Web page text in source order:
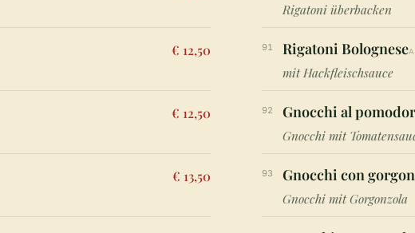
€ 12,50
€ 12,50
€ 13,50
Rigatoni überbacken
91 Rigatoni Bolognese
mit Hackfleischsauce
92 Gnocchi al
Gnocchi mit
93 Gnocchi con
Gnocchi mit Gorgonzola